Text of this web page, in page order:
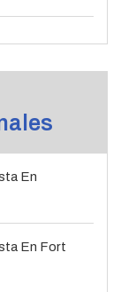
En
En Fort